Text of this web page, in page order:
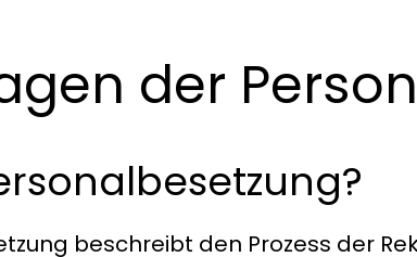
der
beschreibt den Prozess der